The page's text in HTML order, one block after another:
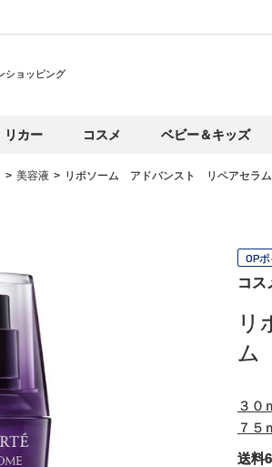
ショッピング
リカー コスメ ベビー＆キッズ
美容液 リポソーム アドバンスト リペアセラ
OP
コス
リ
ム
３０
７５
送料